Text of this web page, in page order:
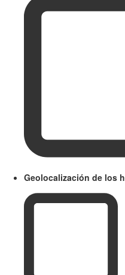
Geolocalización de los